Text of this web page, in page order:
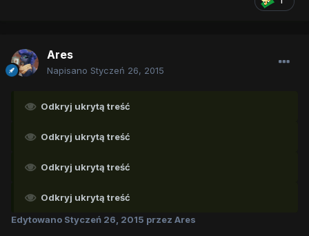
Ares
Napisano Styczeń 26, 2015
Odkryj ukrytą treść
Odkryj ukrytą treść
Odkryj ukrytą treść
Odkryj ukrytą treść
Edytowano Styczeń 26, 2015 przez Ares